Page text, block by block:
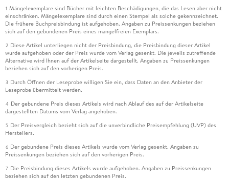
1 Mängelexemplare sind Bücher mit leichten Beschädigungen, die das Lesen aber nicht
einschränken. Mängelexemplare sind durch einen Stempel als solche gekennzeichnet.
Die frühere Buchpreisbindung ist aufgehoben. Angaben zu Preissenkungen beziehen
sich auf den gebundenen Preis eines mangelfreien Exemplars.
2 Diese Artikel unterliegen nicht der Preisbindung, die Preisbindung dieser Artikel
wurde aufgehoben oder der Preis wurde vom Verlag gesenkt. Die jeweils zutreffende
Alternative wird Ihnen auf der Artikelseite dargestellt. Angaben zu Preissenkungen
beziehen sich auf den vorherigen Preis.
3 Durch Öffnen der Leseprobe willigen Sie ein, dass Daten an den Anbieter der
Leseprobe übermittelt werden.
4 Der gebundene Preis dieses Artikels wird nach Ablauf des auf der Artikelseite
dargestellten Datums vom Verlag angehoben.
5 Der Preisvergleich bezieht sich auf die unverbindliche Preisempfehlung (UVP) des
Herstellers.
6 Der gebundene Preis dieses Artikels wurde vom Verlag gesenkt. Angaben zu
Preissenkungen beziehen sich auf den vorherigen Preis.
7 Die Preisbindung dieses Artikels wurde aufgehoben. Angaben zu Preissenkungen
beziehen sich auf den letzten gebundenen Preis.